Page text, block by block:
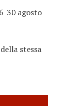
30 agosto
stessa